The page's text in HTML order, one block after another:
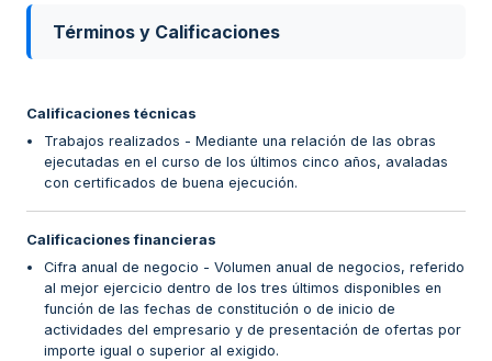
Términos y Calificaciones
Calificaciones técnicas
Trabajos realizados - Mediante una relación de las obras
ejecutadas en el curso de los últimos cinco años, avaladas
con certificados de buena ejecución.
Calificaciones financieras
Cifra anual de negocio - Volumen anual de negocios, referido
al mejor ejercicio dentro de los tres últimos disponibles en
función de las fechas de constitución o de inicio de
actividades del empresario y de presentación de ofertas por
importe igual o superior al exigido.